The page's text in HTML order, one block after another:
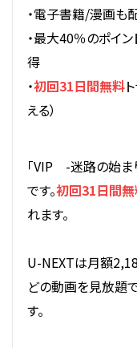
・電子書籍/漫画も
・最大40％のポイ
得
・初回31日間無料
える）
「VIP -迷路の始ま
です。初回31日間
れます。
U-NEXTは月額
どの動画を見放題
す。